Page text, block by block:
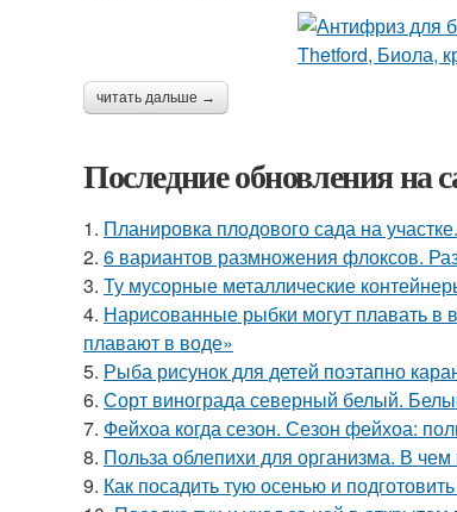
читать дальше →
Последние обновления на
1. Планировка плодового сада на
2. 6 вариантов размножения флоксов.
3. Ту мусорные металлические
4. Нарисованные рыбки могут плавать в
плавают в воде»
5. Рыба рисунок для детей поэтапно
6. Сорт винограда северный белый.
7. Фейхоа когда сезон. Сезон фейхоа:
8. Польза облепихи для организма. В чем
9. Как посадить тую осенью и